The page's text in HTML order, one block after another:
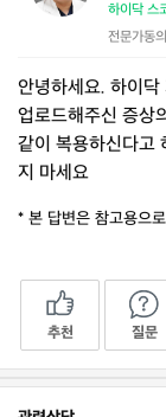
하이닥 스
전문가동의
안녕하세요. 하이
업로드해주신 증상
같이 복용하신다고
지 마세요
* 본 답변은 참고용으
추천 질문